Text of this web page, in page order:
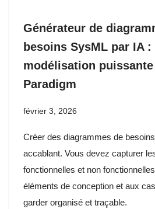
Générateur de
besoins SysML par IA
modélisation
Paradigm
février 3, 2026
Créer des diagrammes de
accablant. Vous devez capturer
fonctionnelles et non
éléments de conception et aux
garder organisé et traçable.